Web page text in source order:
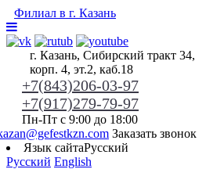
Филиал в г. Казань
г. Казань, Сибирский тракт 34,
корп. 4, эт.2, каб.18
+7(843)206-03-97
+7(917)279-79-97
Пн-Пт с 9:00 до 18:00
Заказать звонок
Язык сайтаРусский
Русский English